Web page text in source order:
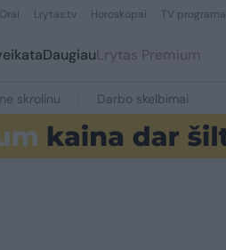
Orai Lrytas.tv Horoskopai TV programa
DaugiauLrytas Premium
skrolinu Darbo skelbimai